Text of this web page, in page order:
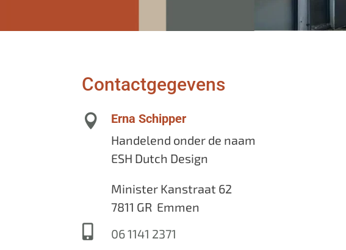
Contactgegevens

Erna Schipper
Handelend onder de naam
ESH Dutch Design
Minister Kanstraat 62
7811 GR Emmen
 06 1141 2371